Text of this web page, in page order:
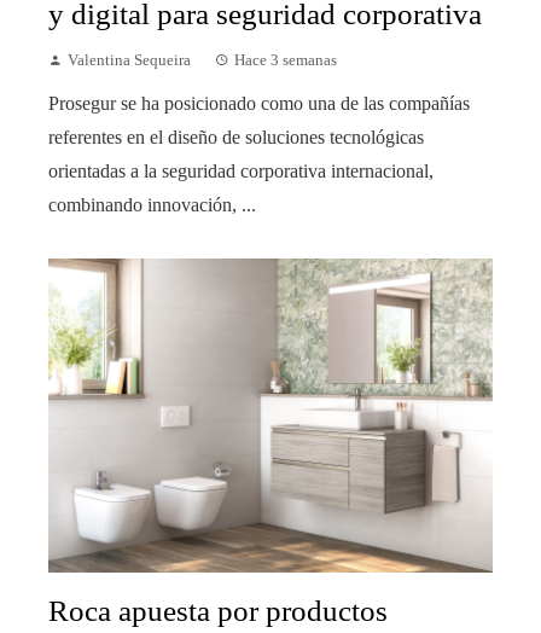
y digital para seguridad corporativa
Valentina Sequeira Hace 3 semanas
Prosegur se ha posicionado como una de las compañías
referentes en el diseño de soluciones tecnológicas
orientadas a la seguridad corporativa internacional,
combinando innovación, ...
Roca apuesta por productos